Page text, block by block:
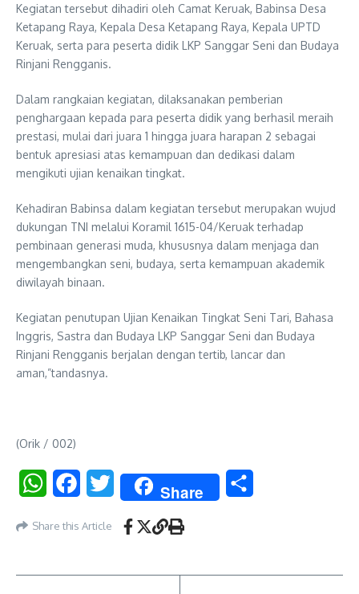
Kegiatan tersebut dihadiri oleh Camat Keruak, Babinsa Desa
Ketapang Raya, Kepala Desa Ketapang Raya, Kepala UPTD
Keruak, serta para peserta didik LKP Sanggar Seni dan Budaya
Rinjani Rengganis.
Dalam rangkaian kegiatan, dilaksanakan pemberian
penghargaan kepada para peserta didik yang berhasil meraih
prestasi, mulai dari juara 1 hingga juara harapan 2 sebagai
bentuk apresiasi atas kemampuan dan dedikasi dalam
mengikuti ujian kenaikan tingkat.
Kehadiran Babinsa dalam kegiatan tersebut merupakan wujud
dukungan TNI melalui Koramil 1615-04/Keruak terhadap
pembinaan generasi muda, khususnya dalam menjaga dan
mengembangkan seni, budaya, serta kemampuan akademik
diwilayah binaan.
Kegiatan penutupan Ujian Kenaikan Tingkat Seni Tari, Bahasa
Inggris, Sastra dan Budaya LKP Sanggar Seni dan Budaya
Rinjani Rengganis berjalan dengan tertib, lancar dan
aman,”tandasnya.
(Orik / 002)
WhatsAppFacebookTwitter Share
Share this Article